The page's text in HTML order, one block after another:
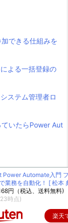
できる仕組みを
よる一括登録の
ステム管理者ロ
いたらPower Aut
Power Automate入門
業務を自動化！ [ 松本
円（税込、送料無料)
時点)
楽天